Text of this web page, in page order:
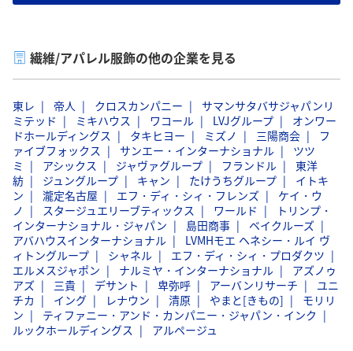
繊維/アパレル服飾の他の企業を見る
東レ 帝人 クロスカンパニー
サマンサタバサジャパンリ
ミテッド
ミキハウス ワコール LVJグループ
オンワー
ドホールディングス
タキヒヨー ミズノ 三陽商会
フ
ァイブフォックス
サンエー・インターナショナル
ツツ
ミ
アシックス ジャヴァグループ フランドル
東洋
紡
ジュングループ キャン たけうちグループ
イトキ
ン
瀧定名古屋 エフ・ディ・シィ・フレンズ
ケイ・ウ
ノ
スタージュエリーブティックス ワールド
トリンプ・
インターナショナル・ジャパン
島田商事
ベイクルーズ
アバハウスインターナショナル
LVMHモエ ヘネシー・ルイ ヴ
ィトングループ
シャネル
エフ・ディ・シィ・プロダクツ
エルメスジャポン
ナルミヤ・インターナショナル
アズノゥ
アズ
三貴 デサント 卑弥呼 アーバンリサーチ
ユニ
チカ
イング レナウン 清原 やまと[きもの]
モリリ
ン
ティファニー・アンド・カンパニー・ジャパン・インク
ルックホールディングス
アルページュ